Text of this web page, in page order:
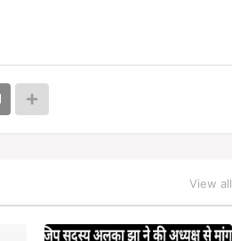
View all